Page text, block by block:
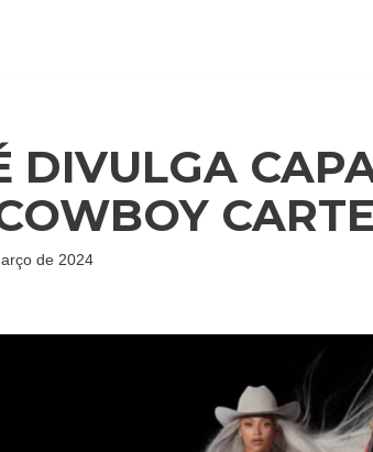
DIVULGA
de 2024